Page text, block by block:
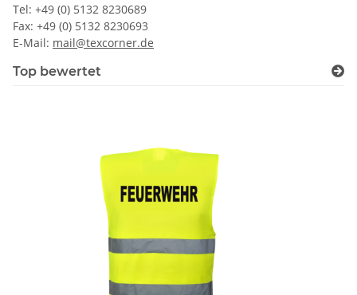
Tel: +49 (0) 5132 8230689
Fax: +49 (0) 5132 8230693
E-Mail: mail@texcorner.de
Top bewertet